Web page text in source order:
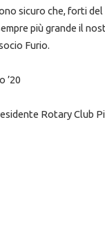
sicuro che, forti
più grande il
Furio.
’20
Rotary Club